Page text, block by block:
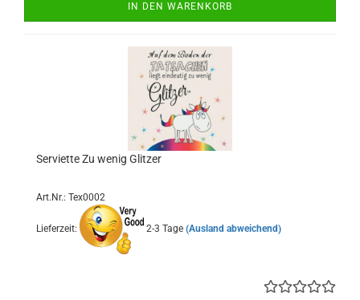
IN DEN WARENKORB
Serviette Zu wenig Glitzer
Art.Nr.: Tex0002
Lieferzeit: 2-3 Tage (Ausland abweichend)